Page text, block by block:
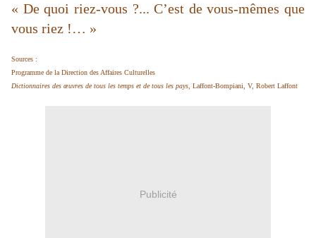
« De quoi riez-vous ?... C’est de vous-mêmes que
vous riez !… »
Sources :
Programme de la Direction des Affaires Culturelles
Dictionnaires des œuvres de tous les temps et de tous les pays , Laffont-Bompiani, V, Robert Laffont
Publicité